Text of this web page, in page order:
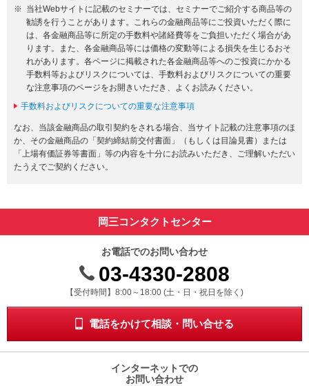
当社Webサイトに記載のセミナーでは、セミナーでご紹介する商品等の
勧誘を行うことがあります。これらの金融商品等にご投資いただく際に
は、各金融商品等に所定の手数料や諸経費等をご負担いただく場合があ
ります。また、各金融商品等には価格の変動等による損失を生じるおそ
れがあります。各ページに掲載された各金融商品等へのご投資にかかる
手数料等およびリスクについては、手数料およびリスクについての重要
な注意事項のページをお開きいただき、よくお読みください。
手数料およびリスクについての重要な注意事項
なお、当該金融商品の取引契約をされる場合、当サイト記載の注意事項のほ
か、その金融商品の「契約締結前交付書面」（もしくは目論見書）または
「上場有価証券等書面」等の内容を十分にお読みいただき、ご理解いただい
たうえでご契約ください。
岡三コンタクトセンター
お電話でのお問い合わせ
03-4330-2808
受付時間 8時から18時 ドニチシュクジツを除く
【受付時間】8:00～18:00 (土・日・祝日を除く)
電話をかけて相談・問い合せる
インターネットでの
お問い合わせ